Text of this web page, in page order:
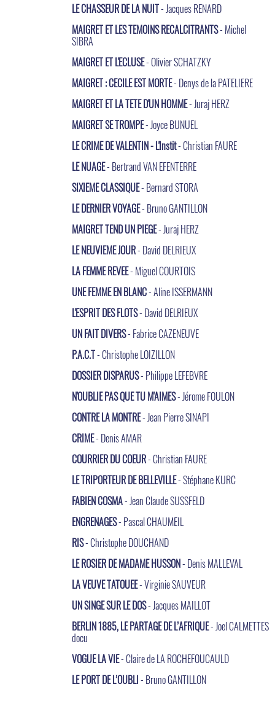
LE CHASSEUR DE LA NUIT- Jacques RENARD
MAIGRET ET LES TEMOINS RECALCITRANTS- Michel
SIBRA
MAIGRET ET L'ECLUSE- Olivier SCHATZKY
MAIGRET : CECILE EST MORTE- Denys de la PATELIERE
MAIGRET ET LA TETE D'UN HOMME- Juraj HERZ
MAIGRET SE TROMPE- Joyce BUNUEL
LE CRIME DE VALENTIN - L'Instit- Christian FAURE
LE NUAGE- Bertrand VAN EFENTERRE
SIXIEME CLASSIQUE- Bernard STORA
LE DERNIER VOYAGE- Bruno GANTILLON
MAIGRET TEND UN PIEGE- Juraj HERZ
LE NEUVIEME JOUR- David DELRIEUX
LA FEMME REVEE- Miguel COURTOIS
UNE FEMME EN BLANC- Aline ISSERMANN
L'ESPRIT DES FLOTS- David DELRIEUX
UN FAIT DIVERS- Fabrice CAZENEUVE
P.A.C.T- Christophe LOIZILLON
DOSSIER DISPARUS- Philippe LEFEBVRE
N'OUBLIE PAS QUE TU M'AIMES- Jérome FOULON
CONTRE LA MONTRE- Jean Pierre SINAPI
CRIME- Denis AMAR
COURRIER DU COEUR- Christian FAURE
LE TRIPORTEUR DE BELLEVILLE- Stéphane KURC
FABIEN COSMA- Jean Claude SUSSFELD
ENGRENAGES- Pascal CHAUMEIL
RIS- Christophe DOUCHAND
LE ROSIER DE MADAME HUSSON- Denis MALLEVAL
LA VEUVE TATOUEE- Virginie SAUVEUR
UN SINGE SUR LE DOS- Jacques MAILLOT
BERLIN 1885, LE PARTAGE DE L’AFRIQUE- Joel CALMETTES
docu
VOGUE LA VIE- Claire de LA ROCHEFOUCAULD
LE PORT DE L’OUBLI- Bruno GANTILLON